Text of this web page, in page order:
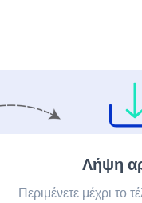
Λήψη
Περιμένετε μέχρι το